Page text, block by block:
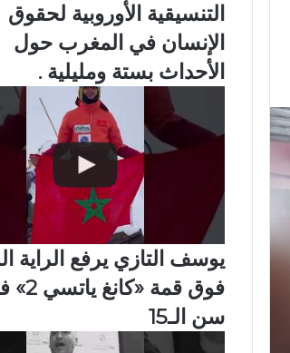
التنسيقية الأوروبية لحقوق
الإنسان في المغرب حول
الأحداث بستة ومليلية .
يوسف التازي يرفع الراية
فوق قمة
سن الـ15